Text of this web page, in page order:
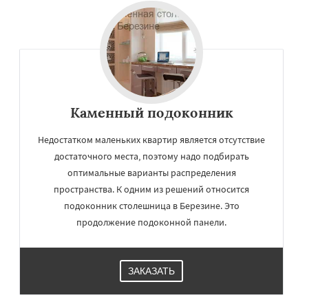
Каменный подоконник
Недостатком маленьких квартир является отсутствие
достаточного места, поэтому надо подбирать
оптимальные варианты распределения
пространства. К одним из решений относится
подоконник столешница в Березине. Это
продолжение подоконной панели.
ЗАКАЗАТЬ